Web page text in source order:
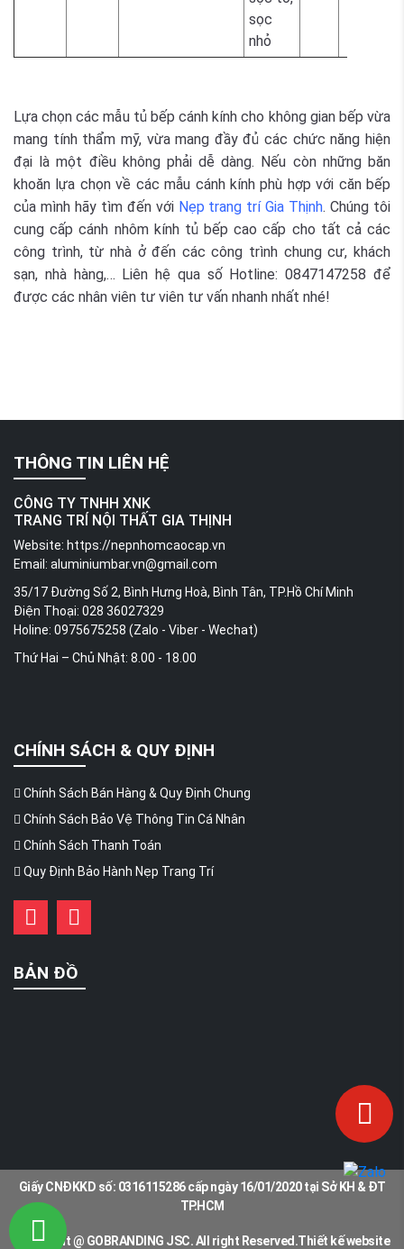
sọc
nhỏ
Lựa chọn các mẫu tủ bếp cánh kính cho không gian bếp vừa
mang tính thẩm mỹ, vừa mang đầy đủ các chức năng hiện
đại là một điều không phải dễ dàng. Nếu còn những băn
khoăn lựa chọn về các mẫu cánh kính phù hợp với căn bếp
của mình hãy tìm đến với Nẹp trang trí Gia Thịnh. Chúng tôi
cung cấp cánh nhôm kính tủ bếp cao cấp cho tất cả các
công trình, từ nhà ở đến các công trình chung cư, khách
sạn, nhà hàng,… Liên hệ qua số Hotline:0847147258 để
được các nhân viên tư viên tư vấn nhanh nhất nhé!
THÔNG TIN LIÊN HỆ
CÔNG TY TNHH XNK
TRANG TRÍ NỘI THẤT GIA THỊNH
Website: https://nepnhomcaocap.vn
Email: aluminiumbar.vn@gmail.com
35/17 Đường Số 2, Bình Hưng Hoà, Bình Tân, TP.Hồ Chí Minh
Điện Thoại: 028 36027329
Holine: 0975675258 (Zalo - Viber - Wechat)
Thứ Hai – Chủ Nhật: 8.00 - 18.00
CHÍNH SÁCH & QUY ĐỊNH
Chính Sách Bán Hàng & Quy Định Chung
Chính Sách Bảo Vệ Thông Tin Cá Nhân
Chính Sách Thanh Toán
Quy Định Bảo Hành Nẹp Trang Trí
BẢN ĐỒ
Giấy CNĐKKD số: 0316115286 cấp ngày 16/01/2020 tại Sở KH & ĐT
TP.HCM
Copyright @ GOBRANDING JSC. All right Reserved.Thiết kế website